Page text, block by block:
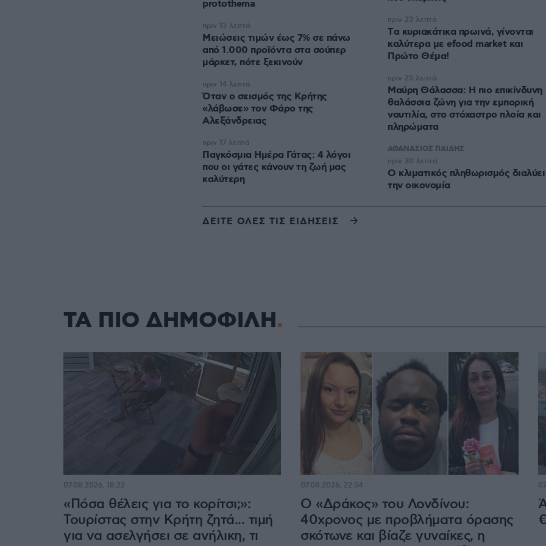
protothema
Μειώσεις τιμών έως 7% σε πάνω
από 1.000 προϊόντα στα σούπερ
μάρκετ, πότε ξεκινούν
πριν 13 λεπτά
Όταν ο σεισμός της Κρήτης
«λάβωσε» τον Φάρο της
Αλεξάνδρειας
πριν 14 λεπτά
Παγκόσμια Ημέρα Γάτας: 4 λόγοι
που οι γάτες κάνουν τη ζωή μας
καλύτερη
πριν 17 λεπτά
Tα κυριακάτικα πρωινά, γίνονται
καλύτερα με efood market και
Πρώτο Θέμα!
πριν 23 λεπτά
Μαύρη Θάλασσα: Η πιο επικίνδυνη
θαλάσσια ζώνη για την εμπορική
ναυτιλία, στο στόχαστρο πλοία και
πληρώματα
πριν 25 λεπτά
ΑΘΑΝΑΣΙΟΣ ΠΑΙΔΗΣ
Ο κλιματικός πληθωρισμός διαλύει
την οικονομία
πριν 30 λεπτά
ΔΕΙΤΕ ΟΛΕΣ ΤΙΣ ΕΙΔΗΣΕΙΣ
ΤΑ ΠΙΟ ΔΗΜΟΦΙΛΗ
«Πόσα θέλεις για το κορίτσι;»:
Τουρίστας στην Κρήτη ζητά... τιμή
για να ασελγήσει σε ανήλικη, τι
07.08.2026, 18:22
Ο «Δράκος» του Λονδίνου:
40χρονος με προβλήματα όρασης
σκότωνε και βίαζε γυναίκες, η
07.08.2026, 22:54